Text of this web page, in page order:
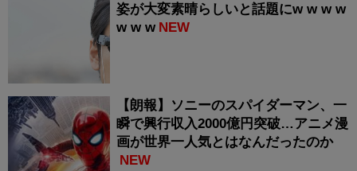
姿が大変素晴らしいと話題にw w w w
w w w NEW
【朗報】ソニーのスパイダーマン、一
瞬で興行収入2000億円突破…アニメ漫
画が世界一人気とはなんだったのか
NEW